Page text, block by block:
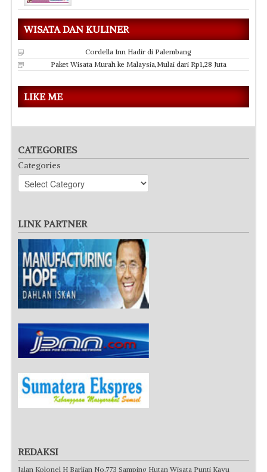
WISATA DAN KULINER
Cordella Inn Hadir di Palembang
Paket Wisata Murah ke Malaysia,Mulai dari Rp1,28 Juta
LIKE ME
CATEGORIES
Categories
LINK PARTNER
REDAKSI
Jalan Kolonel H Barlian No.773 Samping Hutan Wisata Punti Kayu